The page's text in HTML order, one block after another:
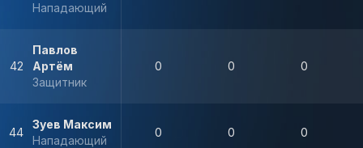
Нападающий
42
Павлов
Артём
Защитник
0 0 0
44
Зуев Максим
Нападающий
0 0 0